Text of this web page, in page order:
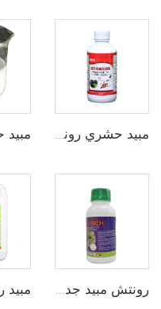
مبيد حشري رونش الساخن مبيد حشري لامدا سايالوثرين 5% EW سائل للقضاء على البعوض بسعر معقول